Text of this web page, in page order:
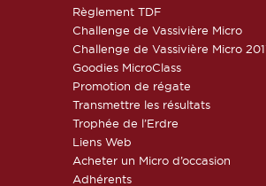
Règlement TDF
Challenge de Vassivière Micro
Challenge de Vassivière Micro
Goodies MicroClass
Promotion de régate
Transmettre les résultats
Trophée de l’Erdre
Liens Web
Acheter un Micro d’occasion
Adhérents